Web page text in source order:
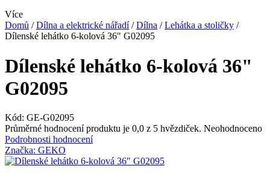
Více
Domů / Dílna a elektrické nářadí / Dílna / Lehátka a stoličky /
Dílenské lehátko 6-kolová 36" G02095
Dílenské lehátko 6-kolová 36"
G02095
Kód: GE-G02095
Průměrné hodnocení produktu je 0,0 z 5 hvězdiček. Neohodnoceno
Podrobnosti hodnocení
Značka: GEKO